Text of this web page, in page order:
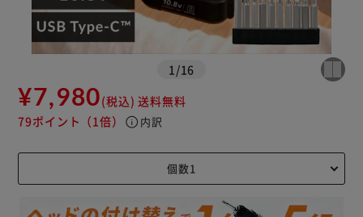
1 /16
¥7,980(税込) 送料無料
79ポイント （1倍） info 内訳
※ご確認ください
カートに入れる 購入手続きへ